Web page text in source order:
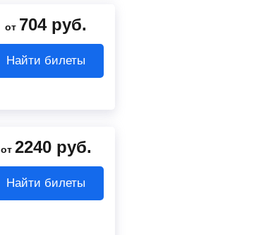
от 704 руб.
Найти билеты
от 2240 руб.
Найти билеты